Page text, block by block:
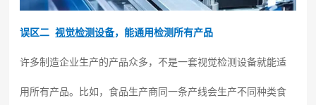
误区二视觉检测设备，能通用检测所有产品
许多制造企业生产的产品众多，不是一套视觉检测设备就能适
用所有产品。比如，食品生产商同一条产线会生产不同种类食